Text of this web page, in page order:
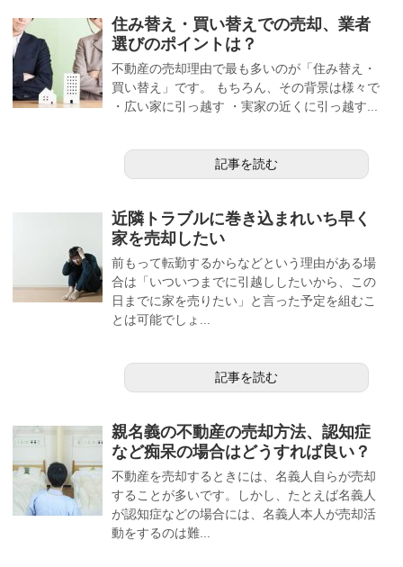
住み替え・買い替えでの売却、業者
選びのポイントは？
不動産の売却理由で最も多いのが「住み替え・
買い替え」です。 もちろん、その背景は様々で
・広い家に引っ越す ・実家の近くに引っ越す...
記事を読む
近隣トラブルに巻き込まれいち早く
家を売却したい
前もって転勤するからなどという理由がある場
合は「いついつまでに引越ししたいから、この
日までに家を売りたい」と言った予定を組むこ
とは可能でしょ...
記事を読む
親名義の不動産の売却方法、認知症
など痴呆の場合はどうすれば良い？
不動産を売却するときには、名義人自らが売却
することが多いです。しかし、たとえば名義人
が認知症などの場合には、名義人本人が売却活
動をするのは難...